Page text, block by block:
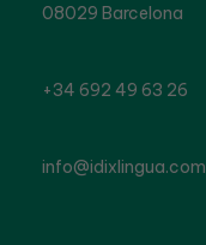
08029 Barcelona
+34 692 49 63 26
info@idixlingua.com